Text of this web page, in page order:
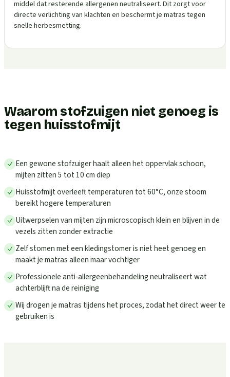
middel dat resterende allergenen neutraliseert. Dit zorgt voor
directe verlichting van klachten en beschermt je matras tegen
snelle herbesmetting.
Waarom stofzuigen niet genoeg is
tegen huisstofmijt
Een gewone stofzuiger haalt alleen het oppervlak schoon,
mijten zitten 5 tot 10 cm diep
Huisstofmijt overleeft temperaturen tot 60°C, onze stoom
bereikt hogere temperaturen
Uitwerpselen van mijten zijn microscopisch klein en blijven in de
vezels zitten zonder extractie
Zelf stomen met een kledingstomer is niet heet genoeg en
maakt je matras alleen maar vochtiger
Professionele anti-allergeenbehandeling neutraliseert wat
achterblijft na de reiniging
Wij drogen je matras tijdens het proces, zodat het direct weer te
gebruiken is